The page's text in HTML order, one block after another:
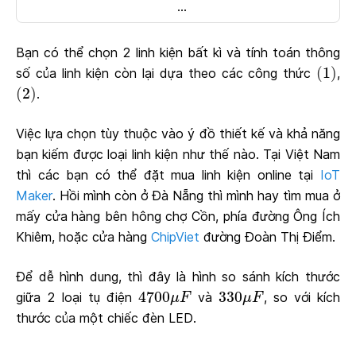
...
Bạn có thể chọn 2 linh kiện bất kì và tính toán thông
số của linh kiện còn lại dựa theo các công thức (1)
(1 ),
(2)
(2).
Việc lựa chọn tùy thuộc vào ý đồ thiết kế và khả năng
bạn kiếm được loại linh kiện như thế nào. Tại Việt Nam
thì các bạn có thể đặt mua linh kiện online tại IoT
Maker. Hồi mình còn ở Đà Nẵng thì mình hay tìm mua ở
mấy cửa hàng bên hông chợ Cồn, phía đường Ông Ích
Khiêm, hoặc cửa hàng ChipViet đường Đoàn Thị Điểm.
Để dễ hình dung, thì đây là hình so sánh kích thước
giữa 2 loại tụ điện 4700μF
4700μF và 330μF
330μF, so với kích
thước của một chiếc đèn LED.